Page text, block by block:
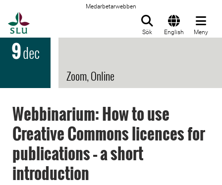
Medarbetarwebben
Sök English Meny
9dec
Zoom, Online
Webbinarium: How to use
Creative Commons licences for
publications – a short
introduction